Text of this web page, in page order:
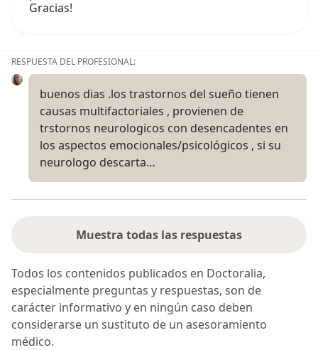
Gracias!
RESPUESTA DEL PROFESIONAL:
buenos dias .los trastornos del sueño tienen
causas multifactoriales , provienen de
trstornos neurologicos con desencadentes en
los aspectos emocionales/psicológicos , si su
neurologo descarta…
Muestra todas las respuestas
Todos los contenidos publicados en Doctoralia,
especialmente preguntas y respuestas, son de
carácter informativo y en ningún caso deben
considerarse un sustituto de un asesoramiento
médico.